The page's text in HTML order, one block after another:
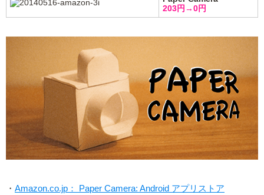
203円→0円
・ Amazon.co.jp： Paper Camera: Android アプリストア